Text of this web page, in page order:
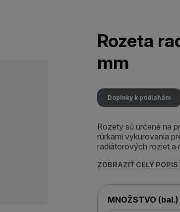
Rozeta
mm
Doplnky k podlahám
Rozety sú určené na
rúrkami vykurovania
radiátorových roziet a
ZOBRAZIŤ CELÝ POPIS
MNOŽSTVO (bal.)